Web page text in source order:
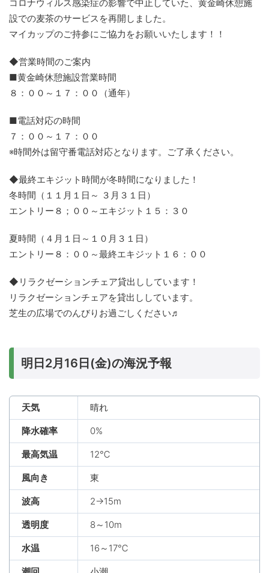
コロナウィルス感染症の影響で中止していた、黄金崎休憩施
設での麦茶のサービスを再開しました。
マイカップのご持参にご協力をお願いいたします！！
◆営業時間のご案内
■黄金崎休憩施設営業時間
８：００～１７：００（通年）
■電話対応の時間
７：００～１７：００
※時間外は留守番電話対応となります。ご了承ください。
◆最終エキジット時間が冬時間になりました！
冬時間（１１月１日～ ３月３１日）
エントリー８；００～エキジット１５：３０
夏時間（４月１日～１０月３１日）
エントリー８：００～最終エキジット１６：００
◆リラクゼーションチェア貸出ししています！
リラクゼーションチェアを貸出ししています。
芝生の広場でのんびりお過ごしください♬
明日2月16日(金)の海況予報
天気 晴れ
降水確率 0%
最高気温 12℃
風向き 東
波高 2→15m
透明度 8～10m
水温 16～17℃